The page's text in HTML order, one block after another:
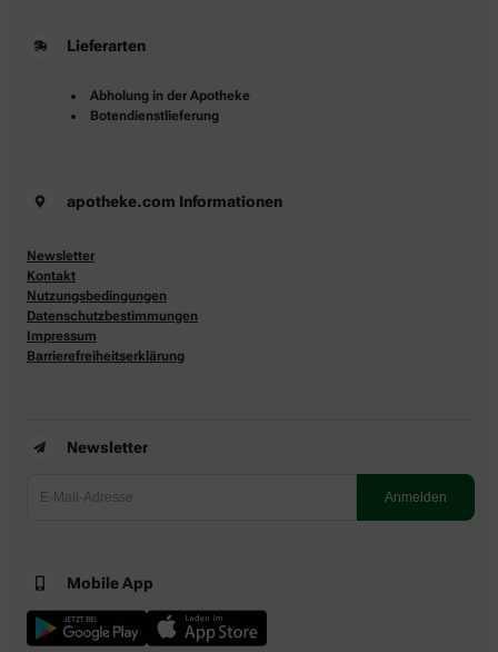
Lieferarten
Abholung in der Apotheke
Botendienstlieferung
apotheke.com Informationen
Newsletter
Kontakt
Nutzungsbedingungen
Datenschutzbestimmungen
Impressum
Barrierefreiheitserklärung
Newsletter
Mobile App